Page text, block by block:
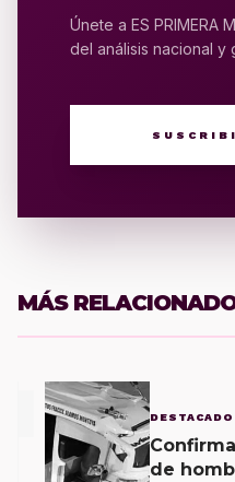
Únete a ES PRIMERA
del análisis nacional y
MÁS
DESTACADO
de